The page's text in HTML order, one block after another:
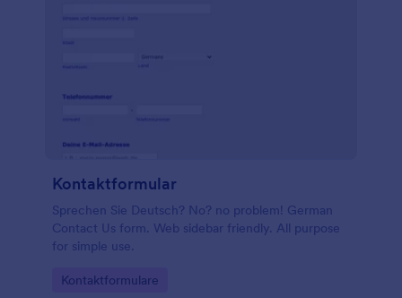
Kontaktformular
Sprechen Sie Deutsch? No? no problem! German
Contact Us form. Web sidebar friendly. All purpose
for simple use.
Go to Category:
Kontaktformulare